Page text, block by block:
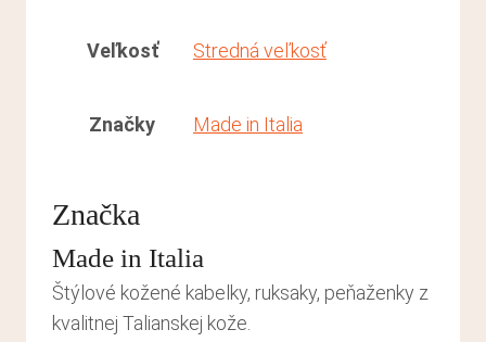
Veľkosť Stredná veľkosť
Značky Made in Italia
Značka
Made in Italia
Štýlové kožené kabelky, ruksaky, peňaženky z
kvalitnej Talianskej kože.